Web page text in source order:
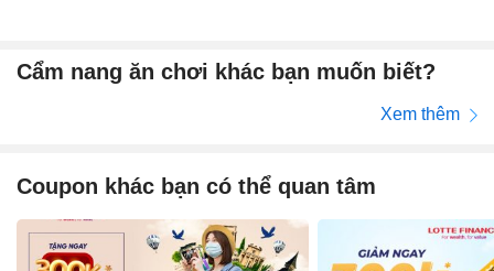
Cẩm nang ăn chơi khác bạn muốn biết?
Xem thêm
Coupon khác bạn có thể quan tâm